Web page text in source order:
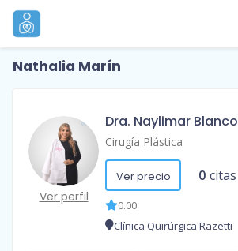
Nathalia Marín
Ver perfil
Dra. Naylimar Blanco
Cirugía Plástica
Ver precio 0 citas
0.00
Clínica Quirúrgica Razetti